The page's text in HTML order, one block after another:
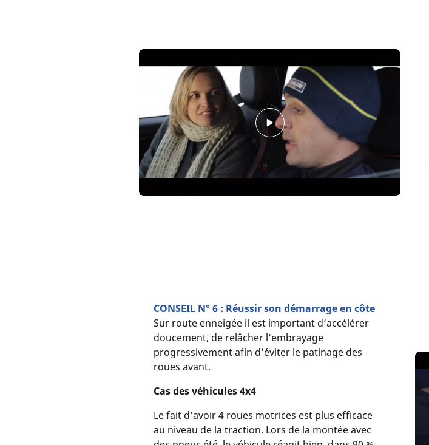
CONSEIL N° 6 : Réussir son démarrage en côte
Sur route enneigée il est important d’accélérer
doucement, de relâcher l’embrayage
progressivement afin d’éviter le patinage des
roues avant.
Cas des véhicules 4x4
Le fait d’avoir 4 roues motrices est plus efficace
au niveau de la traction. Lors de la montée avec